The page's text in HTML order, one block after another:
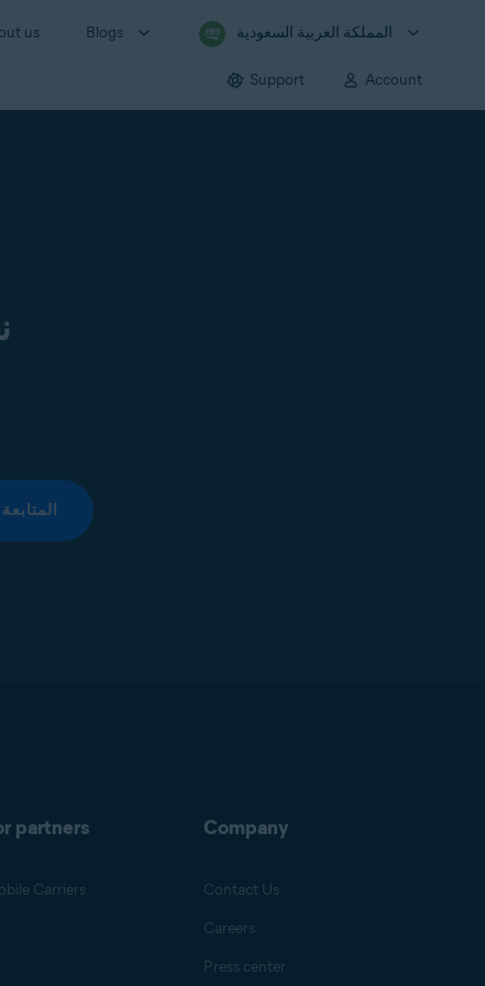
us Blogs المملكة العربية السعودية
Support Account
المتابعة
partners
Carriers
Company
Contact Us
Careers
Press center